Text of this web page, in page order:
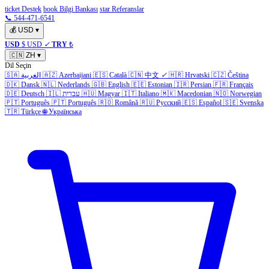
ticket Destek book Bilgi Bankası star Referanslar
📞 544-471-6541
💰 USD ▾
USD $ USD ✓ TRY ₺
🇨🇳 ZH ▾
Dil Seçin
🇸🇦 العربية 🇦🇿 Azerbaijani 🇪🇸 Català 🇨🇳 中文 ✓ 🇭🇷 Hrvatski 🇨🇿 Čeština
🇩🇰 Dansk 🇳🇱 Nederlands 🇬🇧 English 🇪🇪 Estonian 🇮🇷 Persian 🇫🇷 Français
🇩🇪 Deutsch 🇮🇱 עברית 🇭🇺 Magyar 🇮🇹 Italiano 🇲🇰 Macedonian 🇳🇴 Norwegian
🇵🇹 Português 🇵🇹 Português 🇷🇴 Română 🇷🇺 Русский 🇪🇸 Español 🇸🇪 Svenska
🇹🇷 Türkçe 🌐 Українська